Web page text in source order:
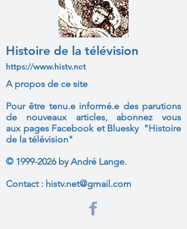
Histoire de la télévision
https://www.histv.net
A propos de ce site
Pour être tenu.e informé.e des parutions
de nouveaux articles, abonnez vous
aux pages Facebook et Bluesky "Histoire
de la télévision"
© 1999-2026by André Lange.
Contact : histv.net@gmail.com